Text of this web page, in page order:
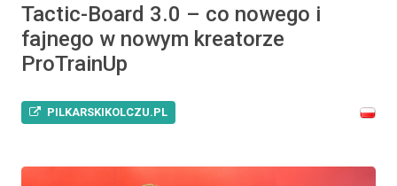
Tactic-Board 3.0 – co nowego i
fajnego w nowym kreatorze
ProTrainUp
PILKARSKIKOLCZU.PL